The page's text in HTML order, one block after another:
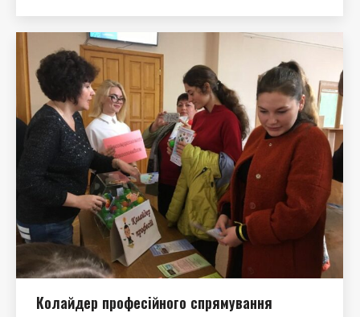
Колайдер професійного спрямування